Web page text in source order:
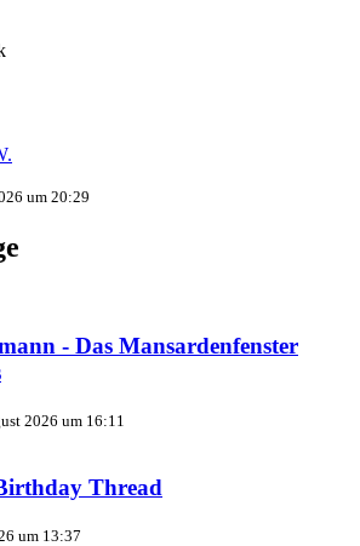
um 20:29
- Das Mansardenfenster
2026 um 16:11
Thread
um 13:37